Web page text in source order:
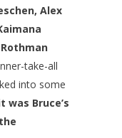
Alex
take-all
into some
was Bruce’s